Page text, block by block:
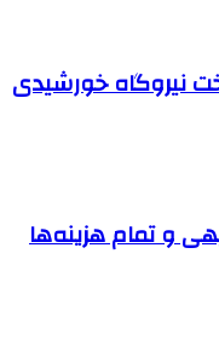
نیروگاه خورشیدی
و تمام هزینه‌ها